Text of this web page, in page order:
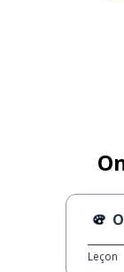
Leçon